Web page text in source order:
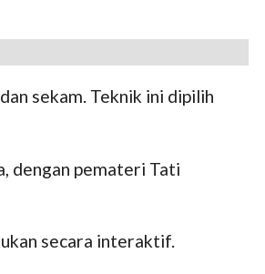
sekam. Teknik ini dipilih
dengan pemateri Tati
secara interaktif.